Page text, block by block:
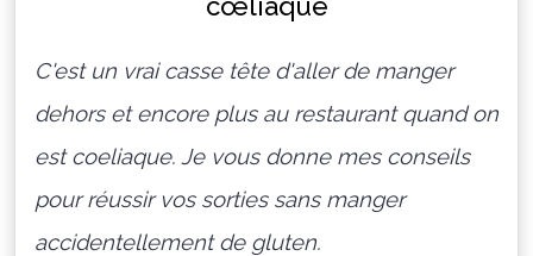
C'est un vrai casse tête d'aller de manger
dehors et encore plus au restaurant quand on
est coeliaque. Je vous donne mes conseils
pour réussir vos sorties sans manger
accidentellement de gluten.